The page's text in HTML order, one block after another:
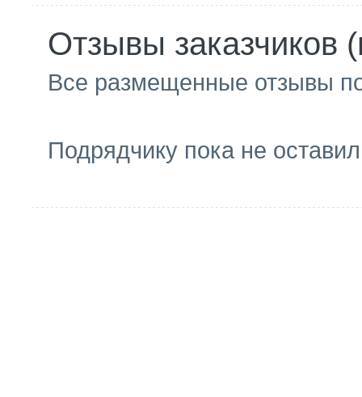
Отзывы заказчиков
Все размещенные отзывы
Подрядчику пока не